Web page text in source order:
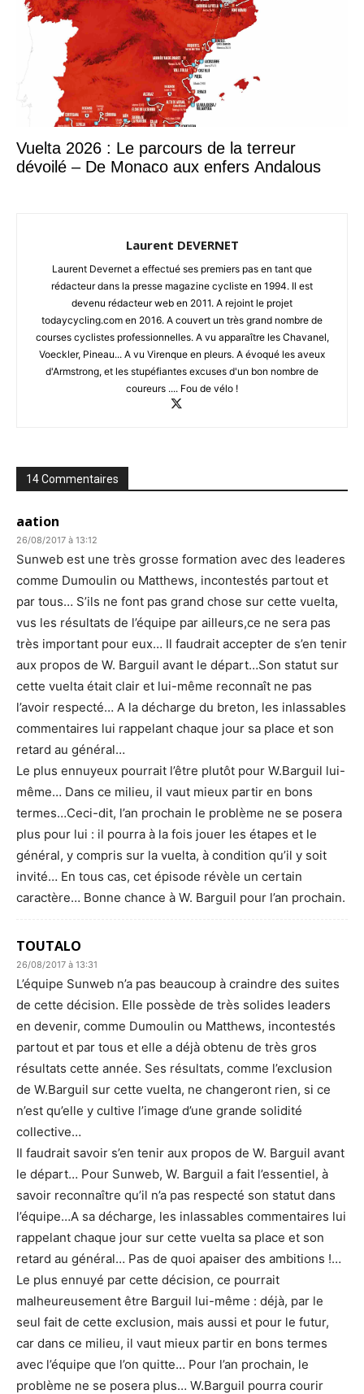
Vuelta 2026 : Le parcours de la terreur
dévoilé – De Monaco aux enfers Andalous
Laurent DEVERNET
Laurent Devernet a effectué ses premiers pas en tant que
rédacteur dans la presse magazine cycliste en 1994. Il est
devenu rédacteur web en 2011. A rejoint le projet
todaycycling.com en 2016. A couvert un très grand nombre de
courses cyclistes professionnelles. A vu apparaître les Chavanel,
Voeckler, Pineau... A vu Virenque en pleurs. A évoqué les aveux
d'Armstrong, et les stupéfiantes excuses d'un bon nombre de
coureurs .... Fou de vélo !
14 Commentaires
aation
26/08/2017 à 13:12
Sunweb est une très grosse formation avec des leaderes
comme Dumoulin ou Matthews, incontestés partout et
par tous… S’ils ne font pas grand chose sur cette vuelta,
vus les résultats de l’équipe par ailleurs,ce ne sera pas
très important pour eux… Il faudrait accepter de s’en tenir
aux propos de W. Barguil avant le départ…Son statut sur
cette vuelta était clair et lui-même reconnaît ne pas
l’avoir respecté… A la décharge du breton, les inlassables
commentaires lui rappelant chaque jour sa place et son
retard au général…
Le plus ennuyeux pourrait l’être plutôt pour W.Barguil lui-
même… Dans ce milieu, il vaut mieux partir en bons
termes…Ceci-dit, l’an prochain le problème ne se posera
plus pour lui : il pourra à la fois jouer les étapes et le
général, y compris sur la vuelta, à condition qu’il y soit
invité… En tous cas, cet épisode révèle un certain
caractère… Bonne chance à W. Barguil pour l’an prochain.
TOUTALO
26/08/2017 à 13:31
L’équipe Sunweb n’a pas beaucoup à craindre des suites
de cette décision. Elle possède de très solides leaders
en devenir, comme Dumoulin ou Matthews, incontestés
partout et par tous et elle a déjà obtenu de très gros
résultats cette année. Ses résultats, comme l’exclusion
de W.Barguil sur cette vuelta, ne changeront rien, si ce
n’est qu’elle y cultive l’image d’une grande solidité
collective…
Il faudrait savoir s’en tenir aux propos de W. Barguil avant
le départ… Pour Sunweb, W. Barguil a fait l’essentiel, à
savoir reconnaître qu’il n’a pas respecté son statut dans
l’équipe…A sa décharge, les inlassables commentaires lui
rappelant chaque jour sur cette vuelta sa place et son
retard au général… Pas de quoi apaiser des ambitions !…
Le plus ennuyé par cette décision, ce pourrait
malheureusement être Barguil lui-même : déjà, par le
seul fait de cette exclusion, mais aussi et pour le futur,
car dans ce milieu, il vaut mieux partir en bons termes
avec l’équipe que l’on quitte… Pour l’an prochain, le
problème ne se posera plus… W.Barguil pourra courir